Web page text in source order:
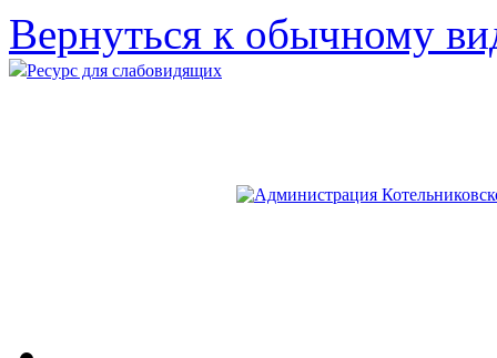
Вернуться к обычному
Ресурс для слабовидящих